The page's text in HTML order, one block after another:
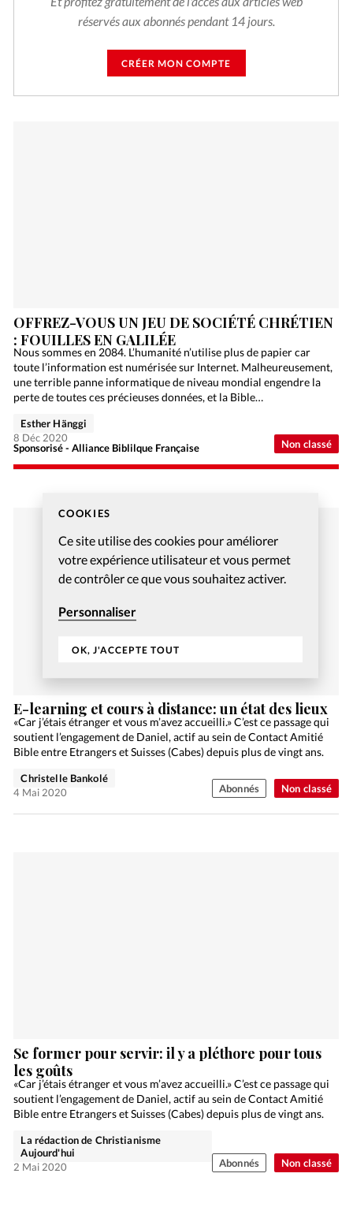
COOKIES
Ce site utilise des cookies pour améliorer
votre expérience utilisateur et vous permet
de contrôler ce que vous souhaitez activer.
Personnaliser
OK, J'ACCEPTE TOUT
réservés aux abonnés pendant 14 jours.
CRÉER MON COMPTE
Non classé
OFFREZ-VOUS UN JEU DE SOCIÉTÉ CHRÉTIEN
: FOUILLES EN GALILÉE
Nous sommes en 2084. L’humanité n’utilise plus de papier car
toute l’information est numérisée sur Internet. Malheureusement,
une terrible panne informatique de niveau mondial engendre la
perte de toutes ces précieuses données, et la Bible…
Sponsorisé - Alliance Biblilque Française
Esther Hänggi
8 Déc 2020
Non classé
E-learning et cours à distance: un état des lieux
«Car j’étais étranger et vous m’avez accueilli.» C’est ce passage qui
soutient l’engagement de Daniel, actif au sein de Contact Amitié
Bible entre Etrangers et Suisses (Cabes) depuis plus de vingt ans.
Christelle Bankolé
4 Mai 2020
Abonnés
Non classé
Se former pour servir: il y a pléthore pour tous
les goûts
«Car j’étais étranger et vous m’avez accueilli.» C’est ce passage qui
soutient l’engagement de Daniel, actif au sein de Contact Amitié
Bible entre Etrangers et Suisses (Cabes) depuis plus de vingt ans.
La rédaction de Christianisme
Aujourd'hui
2 Mai 2020
Abonnés